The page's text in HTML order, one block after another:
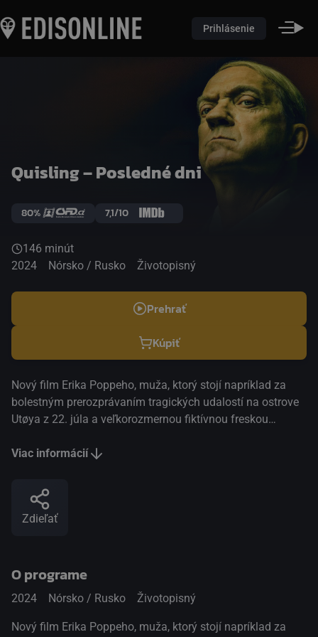
Prihlásenie
Quisling – Posledné dni
80% 7,1/10
146 minút
2024
Nórsko / Rusko Životopisný
Prehrať
Kúpiť
Nový film Erika Poppeho, muža, ktorý stojí napríklad za
bolestným prerozprávaním tragických udalostí na ostrove
Utøya z 22. júla a veľkorozmernou fiktívnou freskou
vycibreným pohľadom ponára do histórie útlaku. Rozvíja
vojny, keď sa po piatich rokoch skončila nacistická
okupácia Nórska. Vykresľuje desivú postavu nórskeho
premiéra Vidkuna Quislinga, ktorý kolaboroval s nacistami
Film postupne odhaľuje psychologické vrstvy tejto mrazivo
pozoruhodnej osobnosti prostredníctvom rozhovoru s
kňazom Pederom Olsenom, ktorý bývalého strážcu
nacistickej moci spovedá. Cíti sa Quisling zodpovedný za
Viac informácií
Zdieľať
O programe
2024 Nórsko / Rusko Životopisný
Nový film Erika Poppeho, muža, ktorý stojí napríklad za